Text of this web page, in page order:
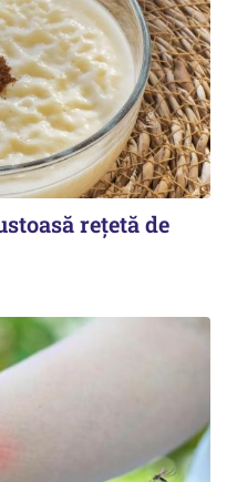
rețetă de